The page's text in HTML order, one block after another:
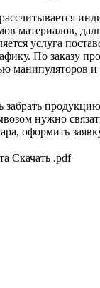
материалов,
услуга
По заказу
манипуляторов и
нужно
оформить
Скачать .pdf